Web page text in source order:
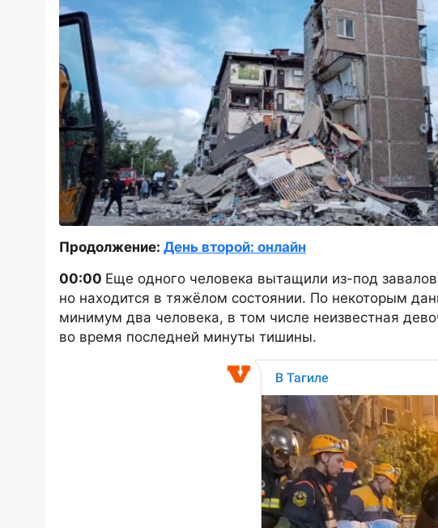
Продолжение: День второй: онлайн
00:00 Еще одного человека вытащили из-под
но находится в тяжëлом состоянии. По некоторым
минимум два человека, в том числе неизвестная
во время последней минуты тишины.